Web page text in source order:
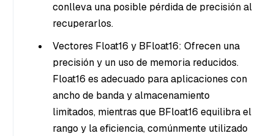
conlleva una posible pérdida de precisión al
recuperarlos.
Vectores Float16 y BFloat16: Ofrecen una
precisión y un uso de memoria reducidos.
Float16 es adecuado para aplicaciones con
ancho de banda y almacenamiento
limitados, mientras que BFloat16 equilibra el
rango y la eficiencia, comúnmente utilizado